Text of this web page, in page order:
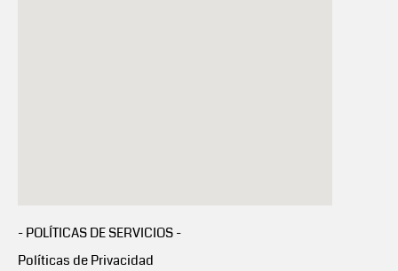
- POLÍTICAS DE SERVICIOS -
Políticas de Privacidad